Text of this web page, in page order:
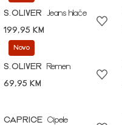
S.OLIVER
Jeans hlače
199,95 KM
Novo
S.OLIVER
Remen
69,95 KM
CAPRICE Cipele